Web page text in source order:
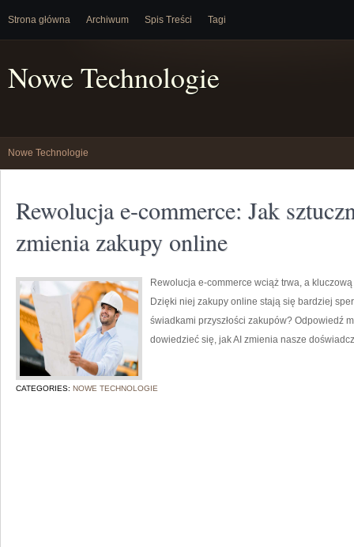
Strona główna Archiwum Spis Treści Tagi
Nowe Technologie
Nowe Technologie
Rewolucja e-commerce: Jak
zmienia zakupy online
Rewolucja e-commerce wciąż trwa, a
Dzięki niej zakupy online stają się bardziej
świadkami przyszłości zakupów? Odpowiedź
dowiedzieć się, jak AI zmienia nasze
CATEGORIES: NOWE TECHNOLOGIE